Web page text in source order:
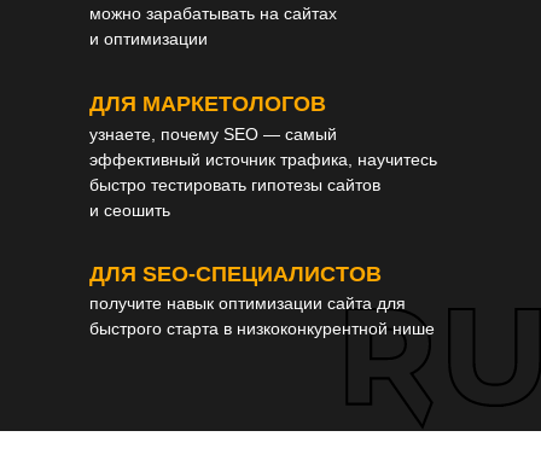
можно зарабатывать на сайтах
и оптимизации
ДЛЯ МАРКЕТОЛОГОВ
узнаете, почему SEO — самый
эффективный источник трафика, научитесь
быстро тестировать гипотезы сайтов
и сеошить
ДЛЯ SEO-СПЕЦИАЛИСТОВ
получите навык оптимизации сайта для
быстрого старта в низкоконкурентной нише